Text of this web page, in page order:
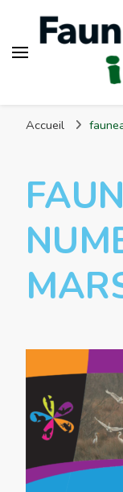
Accueil